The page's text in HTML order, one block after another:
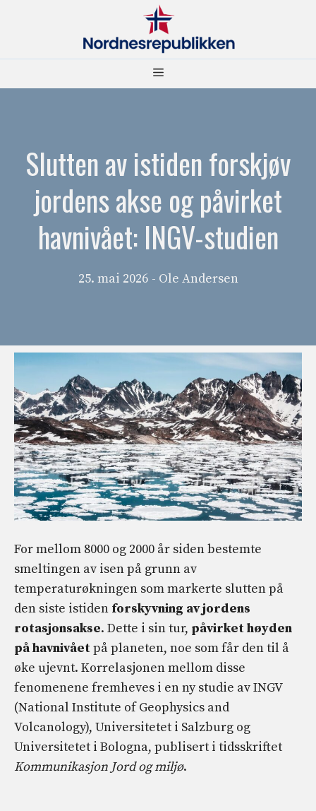
Meny
Slutten av istiden forskjøv
jordens akse og påvirket
havnivået: INGV-studien
25. mai 2026 - Ole Andersen
For mellom 8000 og 2000 år siden bestemte
smeltingen av isen på grunn av
temperaturøkningen som markerte slutten på
den siste istiden forskyvning av jordens
rotasjonsakse. Dette i sin tur, påvirket høyden
på havnivåetpå planeten, noe som får den til å
øke ujevnt. Korrelasjonen mellom disse
fenomenene fremheves i en ny studie av INGV
(National Institute of Geophysics and
Volcanology), Universitetet i Salzburg og
Universitetet i Bologna, publisert i tidsskriftet
Kommunikasjon Jord og miljø.